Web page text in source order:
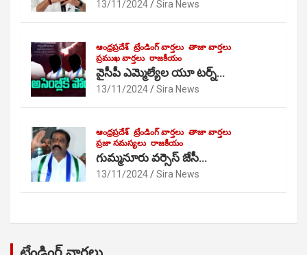
13/11/2024 Sira News
ఆంధ్రప్రదేశ్ ట్రేండింగ్ వార్తలు తాజా వార్తలు
ప్రముఖ వార్తలు రాజకీయం
వైసీపీ ఎమ్మెల్యేల యూ టర్న్…
13/11/2024 Sira News
ఆంధ్రప్రదేశ్ ట్రేండింగ్ వార్తలు తాజా వార్తలు
ప్రజా సమస్యలు రాజకీయం
గుమ్మనూరు వర్సెస్ జేసీ…
13/11/2024 Sira News